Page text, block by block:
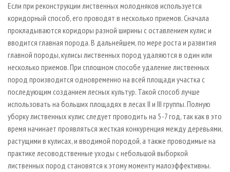
Если при реконструкции лиственных молодняков используется
коридорный способ, его проводят в несколько приемов. Сначала
прокладываются коридоры разной ширины с оставлением кулис и
вводится главная порода. В дальнейшем, по мере роста и развития
главной породы, кулисы лиственных пород удаляются в один или
несколько приемов. При сплошном способе удаление лиственных
пород производится одновременно на всей площади участка с
последующим созданием лесных культур. Такой способ лучше
использовать на больших площадях в лесах II и III группы. Полную
уборку лиственных кулис следует проводить на 5 - 7 год, так как в это
время начинает проявляться жесткая конкуренция между деревьями,
растущими в кулисах, и вводимой породой, а также проводимые на
практике лесоводственные уходы с небольшой выборкой
лиственных пород становятся к этому моменту малоэффективны.